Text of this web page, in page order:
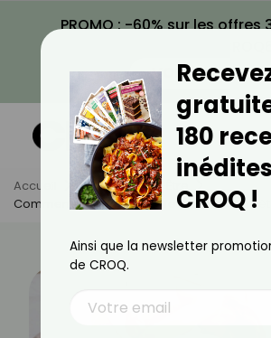
PROMO : -60% sur les offres
VOIR LA PROMO
Accueil Actus
Bien-Être
Comment Soulager Les Effets De
180
CROQ !
Ainsi que la newsletter
de CROQ.